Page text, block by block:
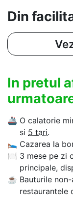
Din
In pretul
🚢 O calatorie
si 5 tari.
🛌 Cazarea la
🍽 3 mese pe zi
principale,
☕ Bauturile
restaurantele